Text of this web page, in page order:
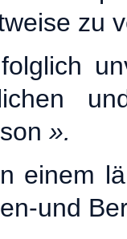
zu
».
einem
und